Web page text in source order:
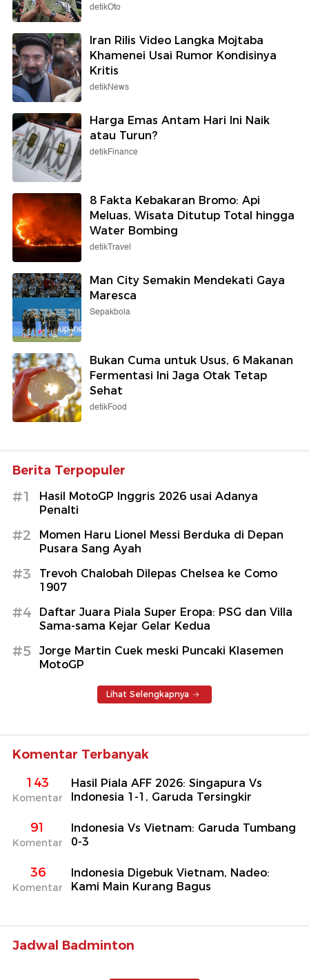
detikOto
Iran Rilis Video Langka Mojtaba
Khamenei Usai Rumor Kondisinya
Kritis
detikNews
Harga Emas Antam Hari Ini Naik
atau Turun?
detikFinance
8 Fakta Kebakaran Bromo: Api
Meluas, Wisata Ditutup Total hingga
Water Bombing
detikTravel
Man City Semakin Mendekati Gaya
Maresca
Sepakbola
Bukan Cuma untuk Usus, 6 Makanan
Fermentasi Ini Jaga Otak Tetap
Sehat
detikFood
Berita Terpopuler
#1
Hasil MotoGP Inggris 2026 usai Adanya
Penalti
#2
Momen Haru Lionel Messi Berduka di Depan
Pusara Sang Ayah
#3
Trevoh Chalobah Dilepas Chelsea ke Como
1907
#4
Daftar Juara Piala Super Eropa: PSG dan Villa
Sama-sama Kejar Gelar Kedua
#5
Jorge Martin Cuek meski Puncaki Klasemen
MotoGP
Lihat Selengkapnya
Komentar Terbanyak
143
Komentar
Hasil Piala AFF 2026: Singapura Vs
Indonesia 1-1, Garuda Tersingkir
91
Komentar
Indonesia Vs Vietnam: Garuda Tumbang
0-3
36
Komentar
Indonesia Digebuk Vietnam, Nadeo:
Kami Main Kurang Bagus
Jadwal Badminton